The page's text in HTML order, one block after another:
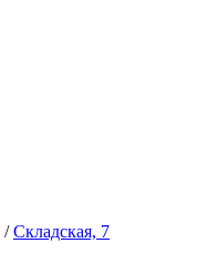
/Складская, 7